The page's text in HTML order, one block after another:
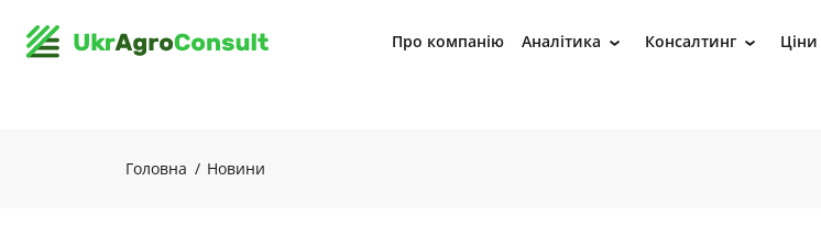
Про компанію Аналітика › Консалтинг › Ціни
Головна Новини